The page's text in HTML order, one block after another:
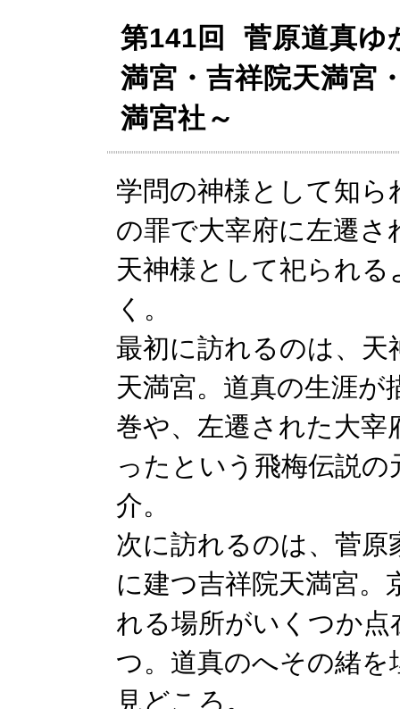
第141回 菅原道真ゆ
満宮・吉祥院天満宮
満宮社～
学問の神様として知ら
の罪で大宰府に左遷
天神様として祀られ
く。
最初に訪れるのは、天
天満宮。道真の生涯が
巻や、左遷された大
ったという飛梅伝説
介。
次に訪れるのは、菅
に建つ吉祥院天満宮。
れる場所がいくつか
つ。道真のへその緒
見どころ。